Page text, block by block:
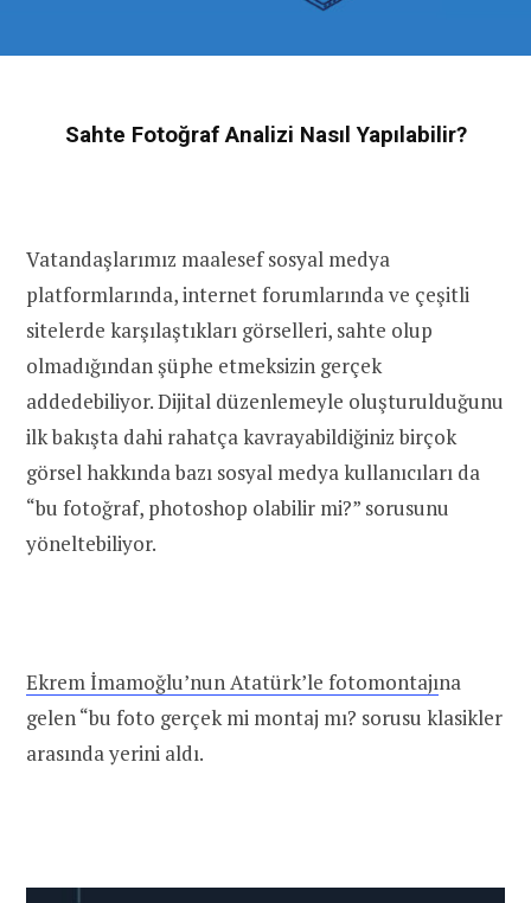
Sahte Fotoğraf Analizi Nasıl Yapılabilir?
Vatandaşlarımız maalesef sosyal medya
platformlarında, internet forumlarında ve çeşitli
sitelerde karşılaştıkları görselleri, sahte olup
olmadığından şüphe etmeksizin gerçek
addedebiliyor. Dijital düzenlemeyle oluşturulduğunu
ilk bakışta dahi rahatça kavrayabildiğiniz birçok
görsel hakkında bazı sosyal medya kullanıcıları da
“bu fotoğraf, photoshop olabilir mi?” sorusunu
yöneltebiliyor.
Ekrem İmamoğlu’nun Atatürk’le fotomontajına
gelen “bu foto gerçek mi montaj mı? sorusu klasikler
arasında yerini aldı.